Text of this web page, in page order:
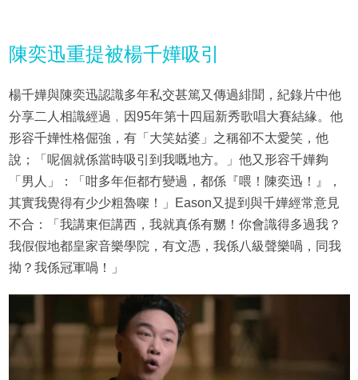
陳奕迅重提被楊千嬅吸引
楊千嬅與陳奕迅認識多年私交甚篤又傳過緋聞，紀錄片中他
分享二人相識經過﹐因95年第十四屆新秀歌唱大賽結緣。他
形容千嬅性格倔強，有「大笑姑婆」之稱卻不太愛笑，他
說；「呢個就係當時吸引到我嘅地方。」他又形容千嬅夠
「男人」：「咁多年佢都冇變過，都係『喂！陳奕迅！』，
其實我覺得有少少粗魯㗎！」Eason又提到與千嬅經常意見
不合：「我講東佢講西，我就真係有嬲！你會識得多過我？
我假假地都皇家音樂學院，有文憑，我係八級聲樂喎，同我
拗？我係冠軍喎！」